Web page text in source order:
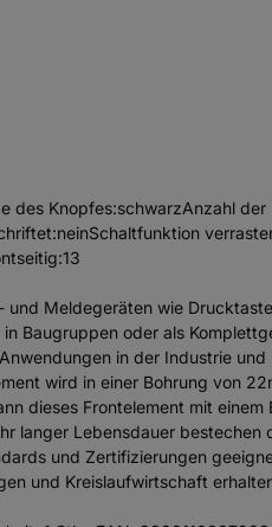
Knopfes:schwarzAnzahl
Meldegeräten wie
Baugruppen oder als
in der Industrie
wird in einer Bohrung von
dieses Frontelement mit
Lebensdauer
und Zertifizierungen
und Kreislaufwirtschaft